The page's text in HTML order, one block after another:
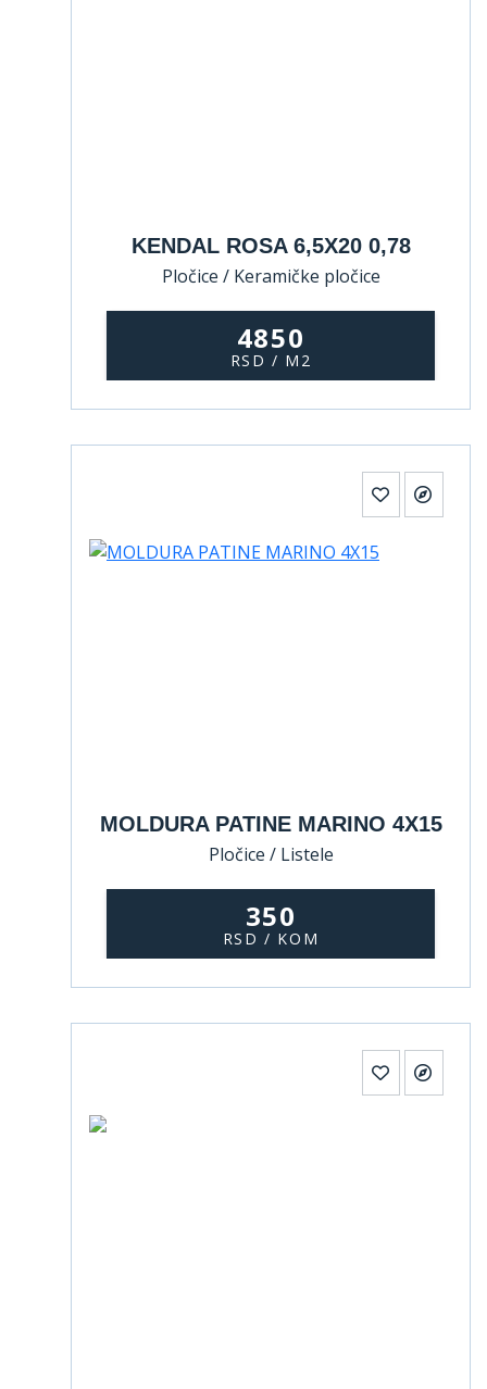
KENDAL ROSA 6,5X20 0,78
Pločice / Keramičke pločice
4850
RSD / M2
MOLDURA PATINE MARINO 4X15
Pločice / Listele
350
RSD / KOM